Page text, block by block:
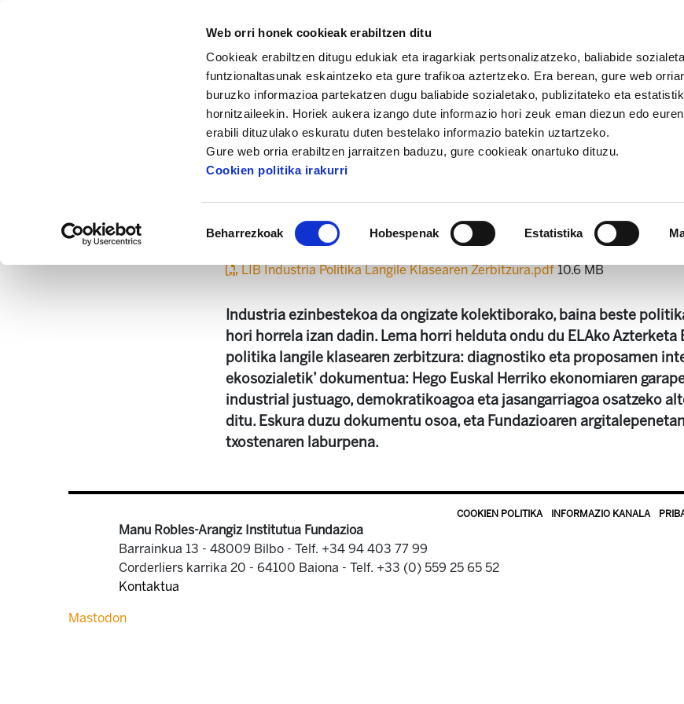
Web orri honek cookieak erabiltzen ditu
Cookieak erabiltzen ditugu edukiak eta iragarkiak pertsonalizatzeko, baliabide
funtzionaltasunak eskaintzeko eta gure trafikoa aztertzeko. Era berean, gure web
buruzko informazioa partekatzen dugu baliabide sozialetako, publizitateko eta
hornitzaileekin. Horiek aukera izango dute informazio hori zeuk eman diezun edo
erabili dituzulako eskuratu duten bestelako informazio batekin uztartzeko.
Gure web orria erabiltzen jarraitzen baduzu, gure cookieak onartuko dituzu.
Cookien politika irakurri
hautatzea
Beharrezkoak Hobespenak Estatistika
Dokumentazio zentrua Azterketak
LABURPEN TXOSTENA: Industria politika langile
DOKUMENTUA: Industria politika langile klasearen zerbitzura
DOKUMENTUA: Industria politika langile
LIB Industria Politika Langile Klasearen Zerbitzura.pdf10.6 MB
Industria ezinbestekoa da ongizate kolektiborako, baina beste
hori horrela izan dadin. Lema horri helduta ondu du ELAko Azterketa
politika langile klasearen zerbitzura: diagnostiko eta proposamen
ekosozialetik’ dokumentua: Hego Euskal Herriko ekonomiaren
industrial justuago, demokratikoagoa eta jasangarriagoa osatzeko
ditu. Eskura duzu dokumentu osoa, eta Fundazioaren
txostenaren laburpena.
COOKIEN POLITIKA INFORMAZIO KANALA
Manu Robles-Arangiz Institutua Fundazioa
Barrainkua 13 - 48009 Bilbo - Telf. +34 94 403 77 99
Corderliers karrika 20 - 64100 Baiona - Telf. +33 (0) 559 25 65 52
Kontaktua
Mastodon